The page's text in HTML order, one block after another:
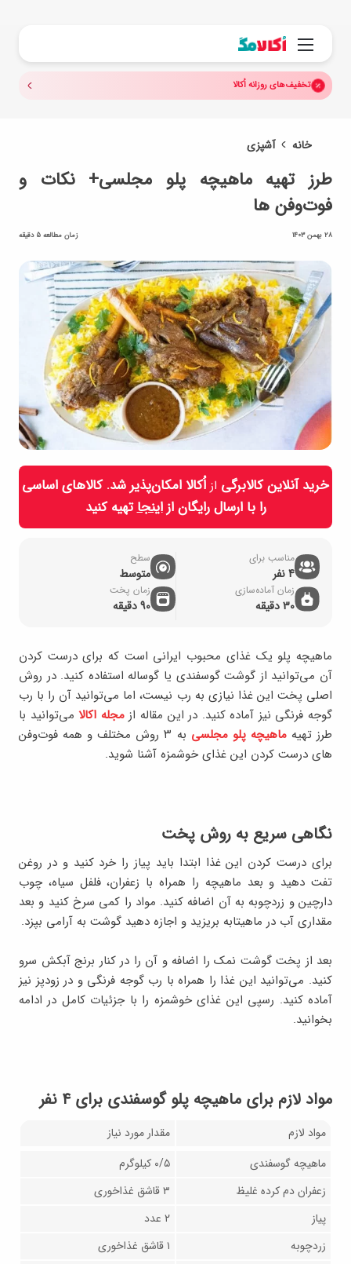
منو
تخفیف‌های روزانه اُکالا
خانه آشپزی
طرز تهیه ماهیچه پلو مجلسی+ نکات و
فوت‌وفن ها
28 بهمن 1403 زمان مطالعه 5 دقیقه
خرید آنلاین کالابرگی از اُکالا امکان‌پذیر شد. کالاهای اساسی
را با ارسال رایگان ازاینجاتهیه کنید
مناسب برای
4 نفر
سطح
متوسط
زمان آماده‌سازی
30 دقیقه
زمان پخت
90 دقیقه
ماهیچه پلو یک غذای محبوب ایرانی است که برای درست کردن
آن می‌توانید از گوشت گوسفندی یا گوساله استفاده کنید. در روش
اصلی پخت این غذا نیازی به رب نیست، اما می‌توانید آن را با رب
گوجه فرنگی نیز آماده کنید. در این مقاله ازمجله اکالامی‌توانید با
طرز تهیهماهیچه پلو مجلسی
به ۳ روش مختلف و همه فوت‌وفن‌
های درست کردن این غذای خوشمزه آشنا شوید.
نگاهی سریع به روش پخت
برای درست کردن این غذا ابتدا باید پیاز را خرد کنید و در روغن
تفت دهید و بعد ماهیچه را همراه با زعفران، فلفل سیاه، چوب
دارچین و زردچوبه به آن اضافه کنید. مواد را کمی سرخ کنید و بعد
مقداری آب در ماهیتابه بریزید و اجازه دهید گوشت به آرامی بپزد.
بعد از پخت گوشت نمک را اضافه و آن را در کنار برنج آبکش سرو
کنید. می‌توانید این غذا را همراه با رب گوجه فرنگی و در زودپز نیز
آماده کنید. رسپی این غذای خوشمزه را با جزئیات کامل در ادامه
بخوانید.
مواد لازم برای ماهیچه پلو گوسفندی برای ۴ نفر
مواد لازم
مقدار مورد نیاز
ماهیچه گوسفندی
۰/۵ کیلوگرم
زعفران دم کرده غلیظ
۳ قاشق غذاخوری
پیاز
۲ عدد
زردچوبه
۱ قاشق غذاخوری